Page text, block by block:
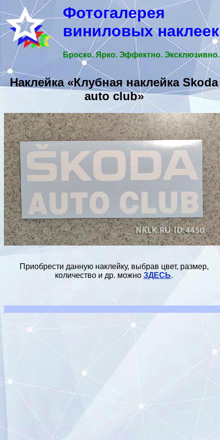
Фотогалерея
виниловых наклеек
Броско. Ярко. Эффектно. Эксклюзивно.
Наклейка «Клубная наклейка Skoda
auto club»
Приобрести данную наклейку, выбрав цвет, размер,
количество и др. можно ЗДЕСЬ.